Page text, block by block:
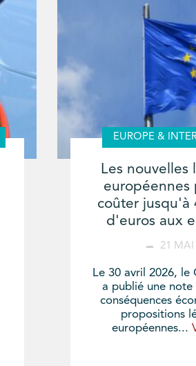
EUROPE &
Les nouvelles
européennes
coûter jusqu'à
d'euros aux
21 MAI
Le 30 avril 2026, le
a publié une note
conséquences
propositions
européennes...